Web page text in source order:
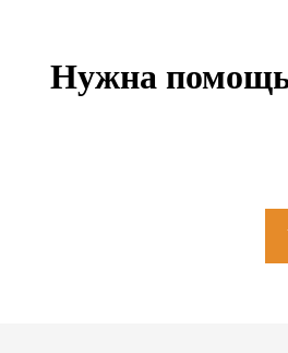
Нужна помощь